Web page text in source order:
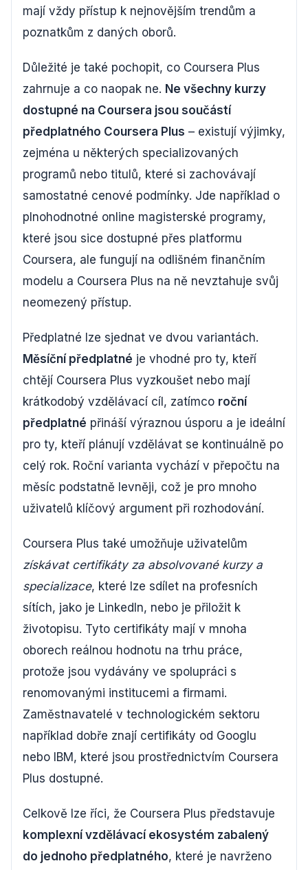
mají vždy přístup k nejnovějším trendům a
poznatkům z daných oborů.
Důležité je také pochopit, co Coursera Plus
zahrnuje a co naopak ne. Ne všechny kurzy
dostupné na Coursera jsou součástí
předplatného Coursera Plus – existují výjimky,
zejména u některých specializovaných
programů nebo titulů, které si zachovávají
samostatné cenové podmínky. Jde například o
plnohodnotné online magisterské programy,
které jsou sice dostupné přes platformu
Coursera, ale fungují na odlišném finančním
modelu a Coursera Plus na ně nevztahuje svůj
neomezený přístup.
Předplatné lze sjednat ve dvou variantách.
Měsíční předplatné je vhodné pro ty, kteří
chtějí Coursera Plus vyzkoušet nebo mají
krátkodobý vzdělávací cíl, zatímco roční
předplatné přináší výraznou úsporu a je ideální
pro ty, kteří plánují vzdělávat se kontinuálně po
celý rok. Roční varianta vychází v přepočtu na
měsíc podstatně levněji, což je pro mnoho
uživatelů klíčový argument při rozhodování.
Coursera Plus také umožňuje uživatelům
získávat certifikáty za absolvované kurzy a
specializace, které lze sdílet na profesních
sítích, jako je LinkedIn, nebo je přiložit k
životopisu. Tyto certifikáty mají v mnoha
oborech reálnou hodnotu na trhu práce,
protože jsou vydávány ve spolupráci s
renomovanými institucemi a firmami.
Zaměstnavatelé v technologickém sektoru
například dobře znají certifikáty od Googlu
nebo IBM, které jsou prostřednictvím Coursera
Plus dostupné.
Celkově lze říci, že Coursera Plus představuje
komplexní vzdělávací ekosystém zabalený
do jednoho předplatného, které je navrženo